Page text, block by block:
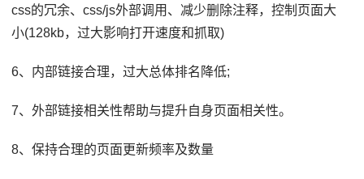
css的冗余、css/js外部调用、减少删除注释，控制页面大
小(128kb，过大影响打开速度和抓取)
6、内部链接合理，过大总体排名降低;
7、外部链接相关性帮助与提升自身页面相关性。
8、保持合理的页面更新频率及数量